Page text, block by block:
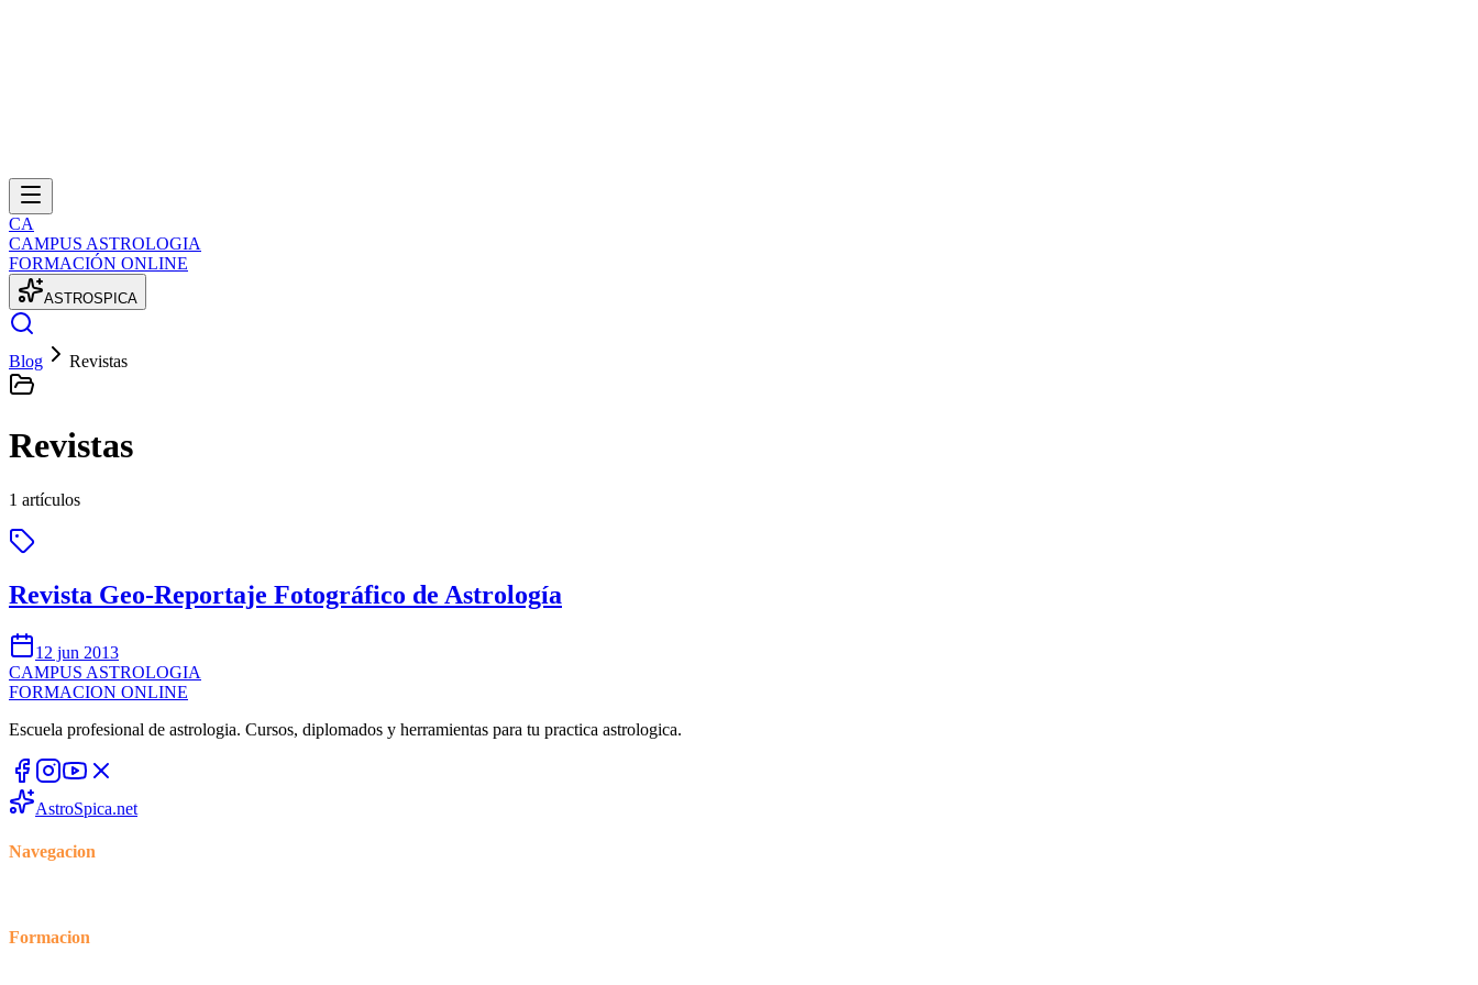
CA
CAMPUS ASTROLOGIA
FORMACIÓN ONLINE
ASTROS P CA
Blog Revistas
Revistas
1 artículos
Revista Geo-Reportaje Fotográfico de Astrología
12 jun 2013
CAMPUS ASTROLOGIA
FORMACION ONLINE
Escuela profesional de astrologia. Cursos, diplomados y herramientas para tu practica astrologica.
AstroSpica.net
Navegacion
Formacion